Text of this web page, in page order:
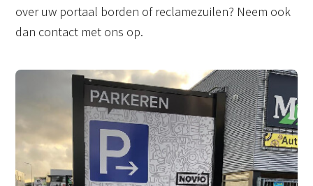
over uw portaal borden of reclamezuilen? Neem ook
dan contact met ons op.